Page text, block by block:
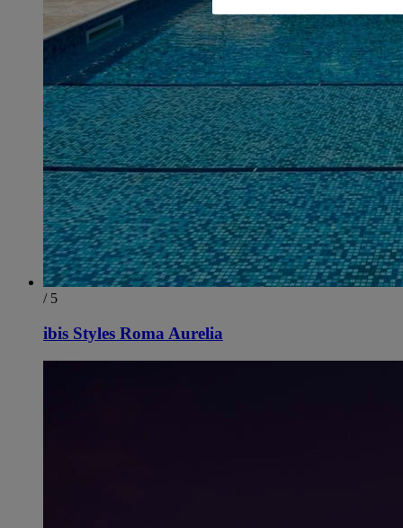
/ 5
ibis Styles Roma Aurelia